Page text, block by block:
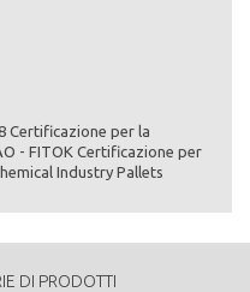
Certificazione per la
- FITOK Certificazione per
Industry Pallets
sulla base delle esigenze
FAO - trattameno di
DI PRODOTTI